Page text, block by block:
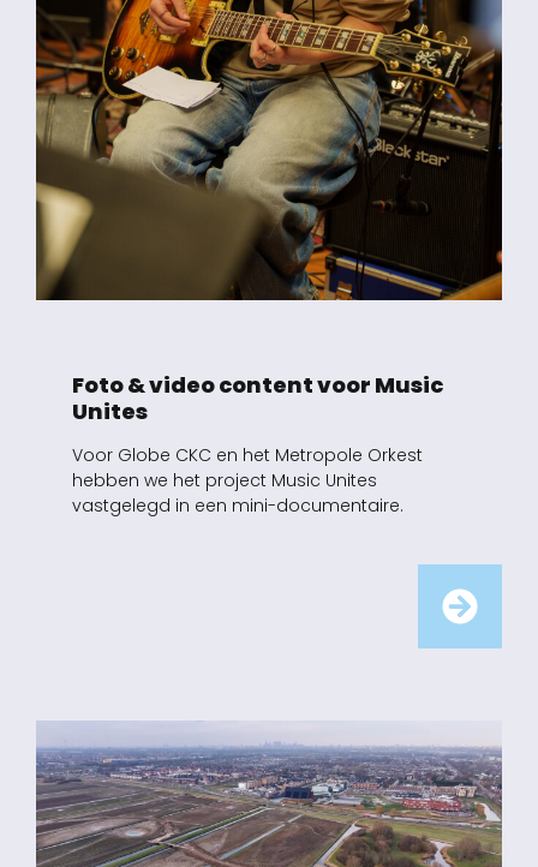
Foto & video content voor Music
Unites
Voor Globe CKC en het Metropole Orkest
hebben we het project Music Unites
vastgelegd in een mini-documentaire.